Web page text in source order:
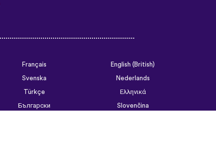
English (British)
Français
Nederlands
Svenska
Ελληνικά
Türkçe
Slovenčina
Български